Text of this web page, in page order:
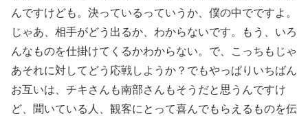
んですけども。決っているっていうか、僕の中でですよ。
じゃあ、相手がどう出るか、わからないです。もう、いろ
んなものを仕掛けてくるかわからない。で、こっちもじゃ
あそれに対してどう応戦しようか？でもやっぱりいちばん
お互いは、チキさんも南部さんもそうだと思うんですけ
ど、聞いている人、観客にとって喜んでもらえるものを伝